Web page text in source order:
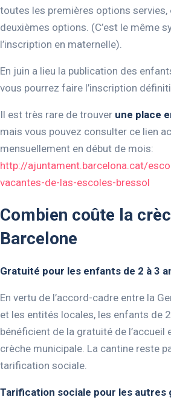
toutes les premières options servies,
deuxièmes options. (C’est le même
l’inscription en maternelle).
En juin a lieu la publication des
vous pourrez faire l’inscription
Il est très rare de trouver une place
mais vous pouvez consulter ce lien
mensuellement en début de mois:
http://ajuntament.barcelona.cat/
vacantes-de-las-escoles-bressol
Combien coûte la
Barcelone
Gratuité pour les enfants de 2 à 3
En vertu de l’accord-cadre entre la
et les entités locales, les enfants de
bénéficient de la gratuité de l’accueil
crèche municipale. La cantine reste
tarification sociale.
Tarification sociale pour les autres